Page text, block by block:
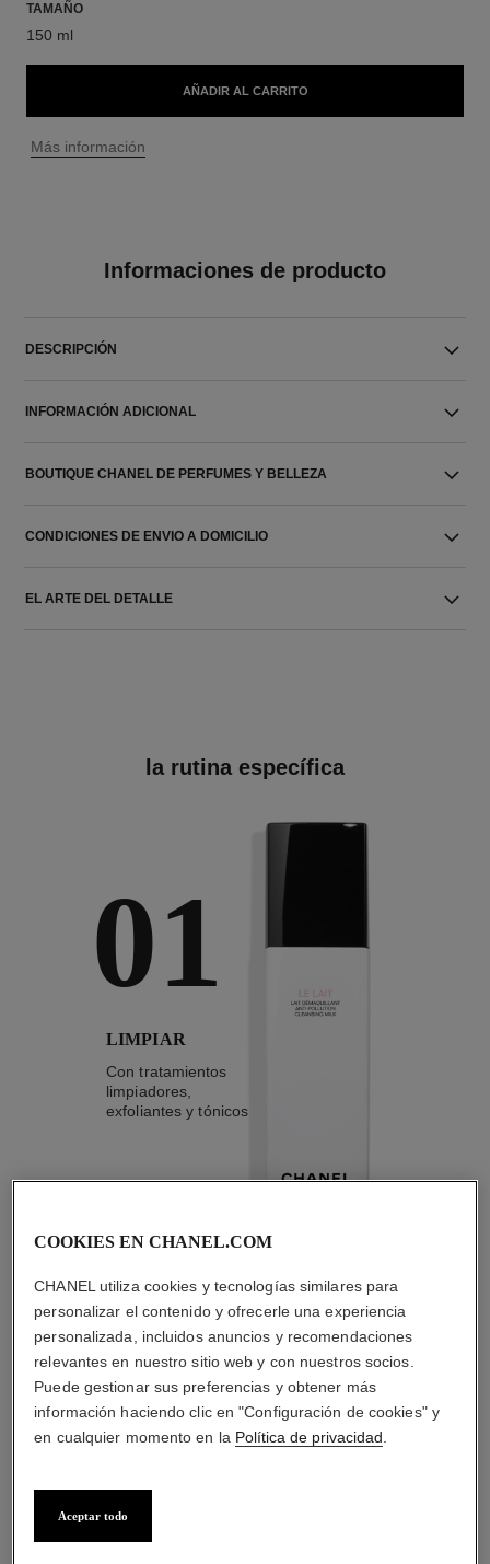
TAMAÑO
150 ml
AÑADIR AL CARRITO
↩
Más información
Informaciones de producto
DESCRIPCIÓN
INFORMACIÓN ADICIONAL
BOUTIQUE CHANEL DE PERFUMES Y BELLEZA
CONDICIONES DE ENVIO A DOMICILIO
EL ARTE DEL DETALLE
la rutina específica
01
LIMPIAR
Con tratamientos
limpiadores,
exfoliantes y tónicos
LA COMBINACIÓN PERFECTA
COOKIES EN CHANEL.COM
CHANEL utiliza cookies y tecnologías similares para
personalizar el contenido y ofrecerle una experiencia
personalizada, incluidos anuncios y recomendaciones
relevantes en nuestro sitio web y con nuestros socios.
Puede gestionar sus preferencias y obtener más
información haciendo clic en "Configuración de cookies" y
en cualquier momento en la Política de privacidad
Aceptar todo